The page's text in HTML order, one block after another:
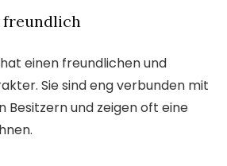
freundlich
einen freundlichen und
Sie sind eng verbunden mit
Besitzern und zeigen oft eine